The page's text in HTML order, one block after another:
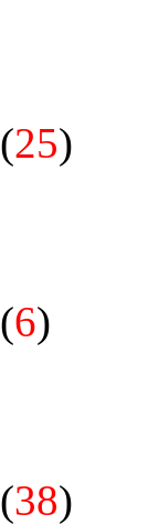
(25)
(6)
(38)